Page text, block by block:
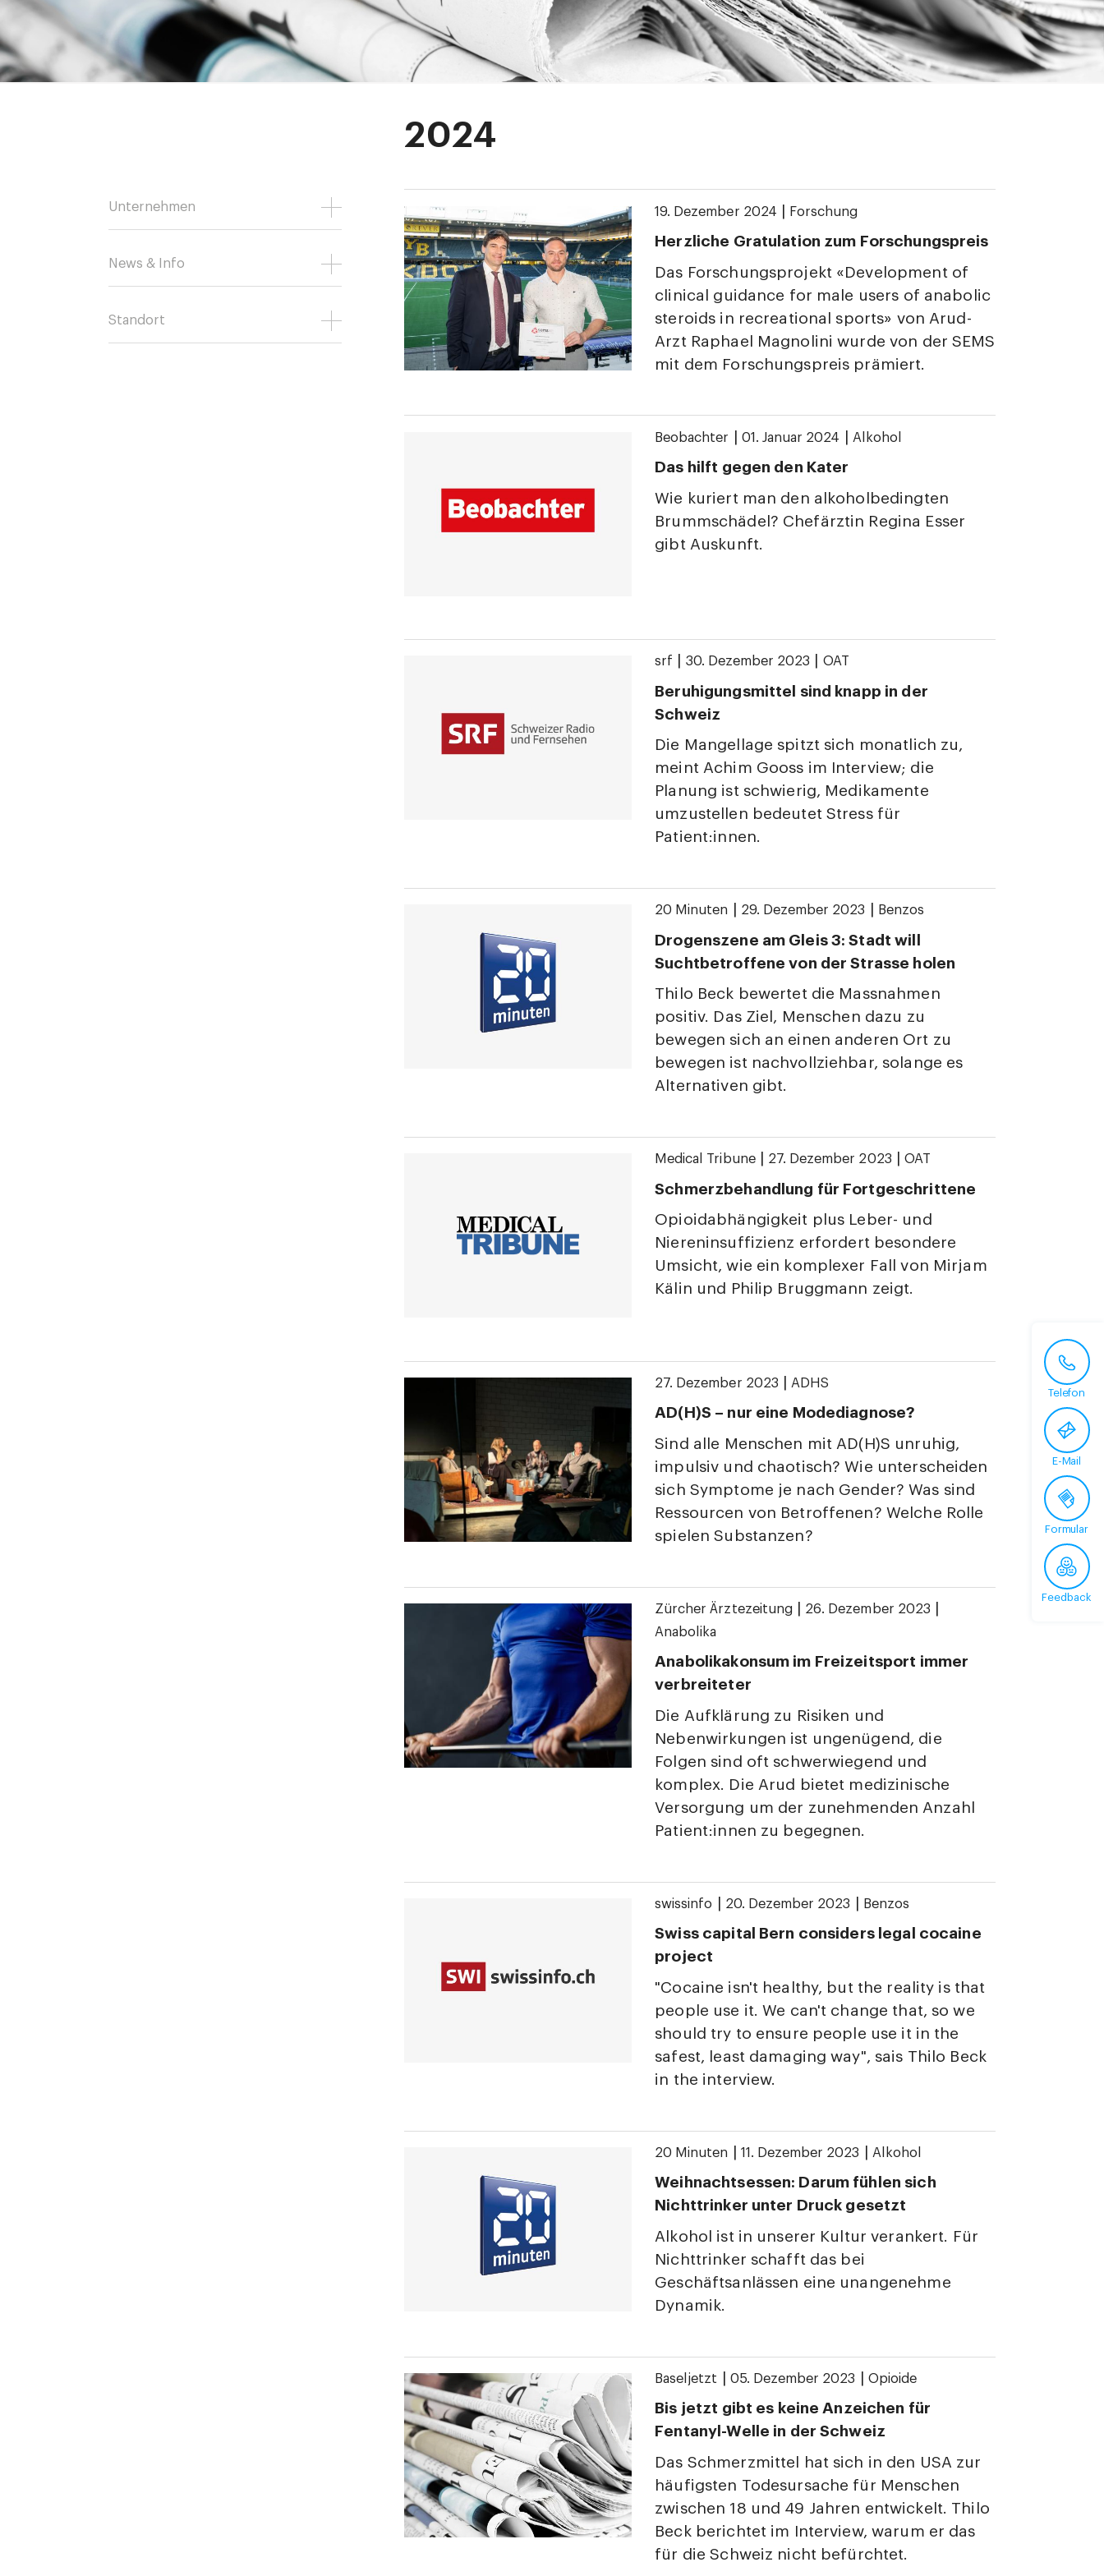
2024
Unternehmen
News & Info
Standort
19. Dezember 2024 Forschung
Herzliche Gratulation zum Forschungspreis
Das Forschungsprojekt «Development of
clinical guidance for male users of anabolic
steroids in recreational sports» von Arud-
Arzt Raphael Magnolini wurde von der SEMS
mit dem Forschungspreis prämiert.
Beobachter 01. Januar 2024 Alkohol
Das hilft gegen den Kater
Wie kuriert man den alkoholbedingten
Brummschädel? Chefärztin Regina Esser
gibt Auskunft.
srf 30. Dezember 2023 OAT
Beruhigungsmittel sind knapp in der
Schweiz
Die Mangellage spitzt sich monatlich zu,
meint Achim Gooss im Interview; die
Planung ist schwierig, Medikamente
umzustellen bedeutet Stress für
Patient:innen.
20 Minuten 29. Dezember 2023 Benzos
Drogenszene am Gleis 3: Stadt will
Suchtbetroffene von der Strasse holen
Thilo Beck bewertet die Massnahmen
positiv. Das Ziel, Menschen dazu zu
bewegen sich an einen anderen Ort zu
bewegen ist nachvollziehbar, solange es
Alternativen gibt.
Medical Tribune 27. Dezember 2023 OAT
Schmerzbehandlung für Fortgeschrittene
Opioidabhängigkeit plus Leber- und
Niereninsuffizienz erfordert besondere
Umsicht, wie ein komplexer Fall von Mirjam
Kälin und Philip Bruggmann zeigt.
27. Dezember 2023 ADHS
AD(H)S – nur eine Modediagnose?
Sind alle Menschen mit AD(H)S unruhig,
impulsiv und chaotisch? Wie unterscheiden
sich Symptome je nach Gender? Was sind
Ressourcen von Betroffenen? Welche Rolle
spielen Substanzen?
Zürcher Ärztezeitung 26. Dezember 2023
Anabolika
Anabolikakonsum im Freizeitsport immer
verbreiteter
Die Aufklärung zu Risiken und
Nebenwirkungen ist ungenügend, die
Folgen sind oft schwerwiegend und
komplex. Die Arud bietet medizinische
Versorgung um der zunehmenden Anzahl
Patient:innen zu begegnen.
swissinfo 20. Dezember 2023 Benzos
Swiss capital Bern considers legal cocaine
project
"Cocaine isn't healthy, but the reality is that
people use it. We can't change that, so we
should try to ensure people use it in the
safest, least damaging way", sais Thilo Beck
in the interview.
20 Minuten 11. Dezember 2023 Alkohol
Weihnachtsessen: Darum fühlen sich
Nichttrinker unter Druck gesetzt
Alkohol ist in unserer Kultur verankert. Für
Nichttrinker schafft das bei
Geschäftsanlässen eine unangenehme
Dynamik.
Baseljetzt 05. Dezember 2023 Opioide
Bis jetzt gibt es keine Anzeichen für
Fentanyl-Welle in der Schweiz
Das Schmerzmittel hat sich in den USA zur
häufigsten Todesursache für Menschen
zwischen 18 und 49 Jahren entwickelt. Thilo
Beck berichtet im Interview, warum er das
für die Schweiz nicht befürchtet.
Telefon
E-Mail
Formular
Feedback